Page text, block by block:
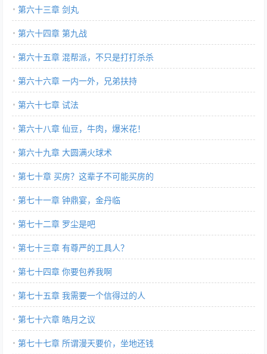
第六十三章 剑丸
第六十四章 第九战
第六十五章 混帮派，不只是打打杀杀
第六十六章 一内一外，兄弟扶持
第六十七章 试法
第六十八章 仙豆，牛肉，爆米花！
第六十九章 大圆满火球术
第七十章 买房？这辈子不可能买房的
第七十一章 钟鼎宴，金丹临
第七十二章 罗尘是吧
第七十三章 有尊严的工具人？
第七十四章 你要包养我啊
第七十五章 我需要一个信得过的人
第七十六章 皓月之议
第七十七章 所谓漫天要价，坐地还钱